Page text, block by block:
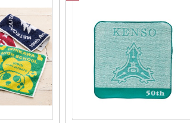
フルスペースプリント